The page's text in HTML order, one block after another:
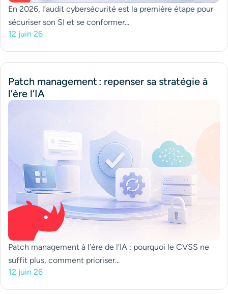
En 2026, l’audit cybersécurité est la première étape pour
sécuriser son SI et se conformer...
12 juin 26
Patch management : repenser sa stratégie à
l’ère l’IA
Patch management à l’ère de l’IA : pourquoi le CVSS ne
suffit plus, comment prioriser...
12 juin 26